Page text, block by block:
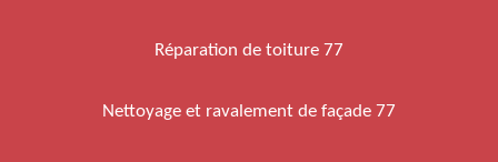
Réparation de toiture 77
Nettoyage et ravalement de façade 77